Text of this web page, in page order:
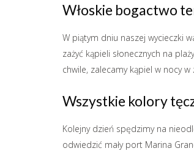
Włoskie bogactwo
W piątym dniu naszej wycieczki
zażyć kąpieli słonecznych na
chwile, zalecamy kąpiel w nocy w
Wszystkie kolory
Kolejny dzień spędzimy na
odwiedzić mały port Marina